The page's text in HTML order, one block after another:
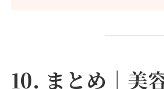
10. まとめ｜美